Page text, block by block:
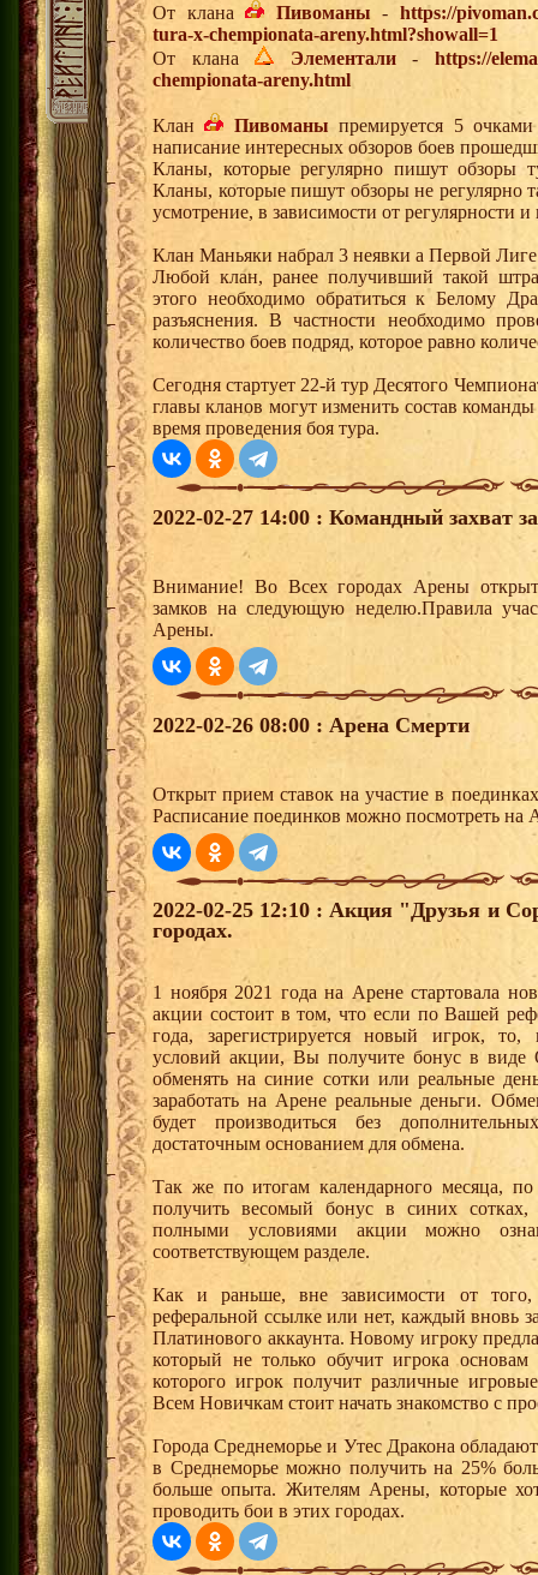
От клана Пивоманы -https://
tura-x-chempionata-areny.html?showall=1
От клана
Элементали-https://
chempionata-areny.html
Клан Пивоманы премируется 5
написание интересных обзоров боев
Кланы, которые регулярно пишут обзоры
Кланы, которые пишут обзоры не регулярно
усмотрение, в зависимости от регулярности и
Клан Маньяки набрал 3 неявки а Первой
Любой клан, ранее получивший такой
этого необходимо обратиться к Белому
разъяснения. В частности необходимо
количество боев подряд, которое равно
Сегодня стартует 22-й тур Десятого
главы кланов могут изменить состав
время проведения боя тура.
2022-02-27 14:00 : Командный захват
Внимание! Во Всех городах Арены
замков на следующую неделю.Правила
Арены.
2022-02-26 08:00 : Арена Смерти
Открыт прием ставок на участие в
Расписание поединков можно посмотреть на
2022-02-25 12:10 : Акция "Друзья и
городах.
1 ноября 2021 года на Арене стартовала
акции состоит в том, что если по Вашей
года, зарегистрируется новый игрок,
условий акции, Вы получите бонус в
обменять на синие сотки или реальные
заработать на Арене реальные деньги.
будет производиться без
достаточным основанием для обмена.
Так же по итогам календарного месяца,
получить весомый бонус в синих
полными условиями акции можно
соответствующем разделе.
Как и раньше, вне зависимости от того,
реферальной ссылке или нет, каждый вновь
Платинового аккаунта. Новому игроку
который не только обучит игрока
которого игрок получит различные
Всем Новичкам стоит начать знакомство с
Города Среднеморье и Утес Дракона
в Среднеморье можно получить на 25%
больше опыта. Жителям Арены, которые
проводить бои в этих городах.